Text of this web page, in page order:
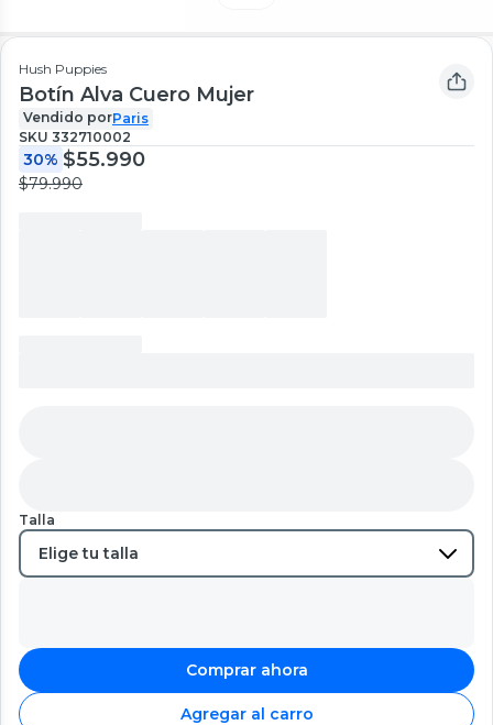
Hush Puppies
Botín Alva Cuero Mujer
Vendido porParis
SKU 332710002
30% $55.990
$79.990
Talla
Comprar ahora
Agregar al carro